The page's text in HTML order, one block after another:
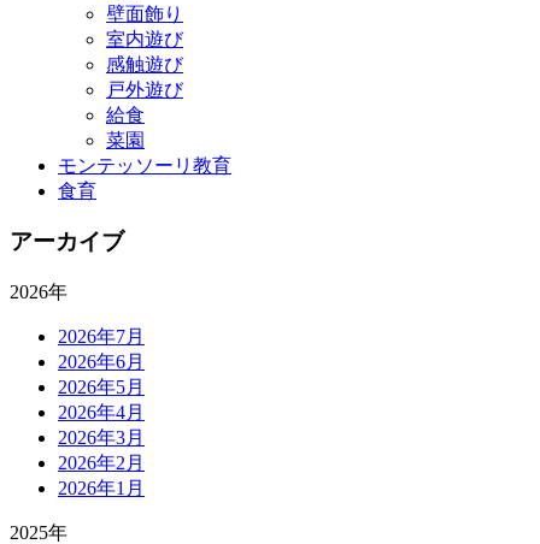
壁面飾り
室内遊び
感触遊び
戸外遊び
給食
菜園
モンテッソーリ教育
食育
アーカイブ
2026年
2026年7月
2026年6月
2026年5月
2026年4月
2026年3月
2026年2月
2026年1月
2025年